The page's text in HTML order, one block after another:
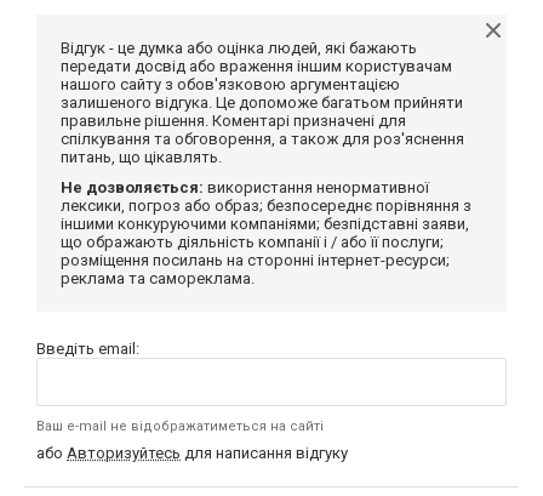
Відгук - це думка або оцінка людей, які бажають
передати досвід або враження іншим користувачам
нашого сайту з обов'язковою аргументацією
залишеного відгука. Це допоможе багатьом прийняти
правильне рішення. Коментарі призначені для
спілкування та обговорення, а також для роз'яснення
питань, що цікавлять.
Не дозволяється: використання ненормативної
лексики, погроз або образ; безпосереднє порівняння з
іншими конкуруючими компаніями; безпідставні заяви,
що ображають діяльність компанії і / або її послуги;
розміщення посилань на сторонні інтернет-ресурси;
реклама та самореклама.
Введіть email:
Ваш e-mail не відображатиметься на сайті
або Авторизуйтесь для написання відгуку